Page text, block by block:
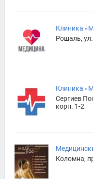
Клиника
Рошаль,
Клиника
Сергиев
корп. 1-2
Коломна,